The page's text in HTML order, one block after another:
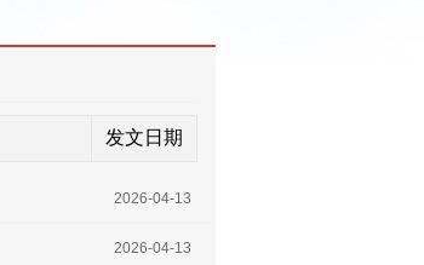
发文日期
2026-04-13
2026-04-13